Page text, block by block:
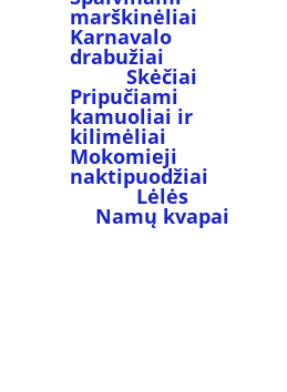
marškinėliai
Karnavalo
drabužiai
Skėčiai
Pripučiami
kamuoliai ir
kilimėliai
Mokomieji
naktipuodžiai
Lėlės
Namų kvapai